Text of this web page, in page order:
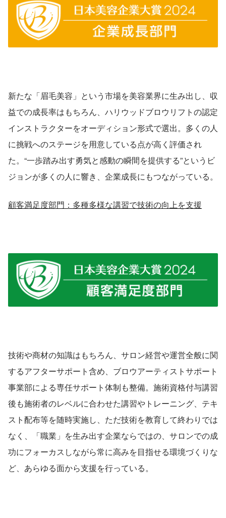
新たな「眉毛美容」という市場を美容業界に生み出し、収
益での成長率はもちろん、ハリウッドブロウリフトの認定
インストラクターをオーディション形式で選出。多くの人
に挑戦へのステージを用意している点が高く評価され
た。“一歩踏み出す勇気と感動の瞬間を提供する”というビ
ジョンが多くの人に響き、企業成長にもつながっている。
顧客満足度部門：多種多様な講習で技術の向上を支援
技術や商材の知識はもちろん、サロン経営や運営全般に関
するアフターサポート含め、ブロウアーティストサポート
事業部による専任サポート体制も整備。施術資格付与講習
後も施術者のレベルに合わせた講習やトレーニング、テキ
スト配布等を随時実施し、ただ技術を教育して終わりでは
なく、「職業」を生み出す企業ならではの、サロンでの成
功にフォーカスしながら常に高みを目指せる環境づくりな
ど、あらゆる面から支援を行っている。